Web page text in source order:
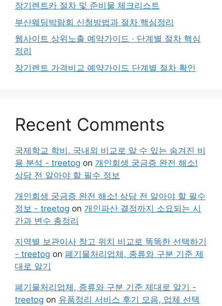
장기렌트카 절차 및 준비물 체크리스트
부산웨딩박람회 신청방법과 절차 핵심정리
웹사이트 상위노출 예약가이드 · 단계별 절차 핵심
정리
장기렌트 가격비교 예약가이드 단계별 절차 확인
Recent Comments
국제학교 학비, 국내외 비교로 알 수 있는 숨겨진 비
용 분석 - treetog on 개인회생 궁금증 완전 해소!
상담 전 알아야 할 필수 정보
개인회생 궁금증 완전 해소! 상담 전 알아야 할 필수
정보 - treetog on 개인파산 결정까지 소요되는 시
간과 변수 총정리
지역별 보관이사 창고 위치 비교로 똑똑한 선택하기
- treetog on 폐기물처리업체, 종류와 구분 기준 제
대로 알기
폐기물처리업체, 종류와 구분 기준 제대로 알기 -
treetog on 유품정리 서비스 후기 모음, 업체 선택